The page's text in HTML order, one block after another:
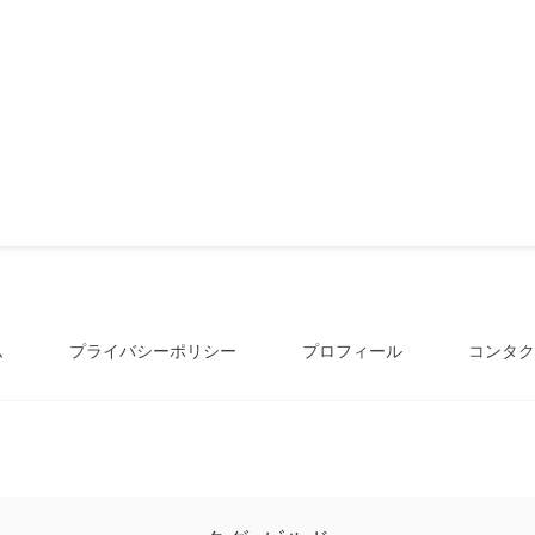
プライバシーポリシー プロフィール コンタ